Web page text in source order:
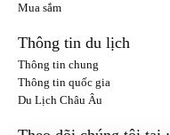
Mua sắm
Thông tin du lịch
Thông tin chung
Thông tin quốc gia
Du Lịch Châu Âu